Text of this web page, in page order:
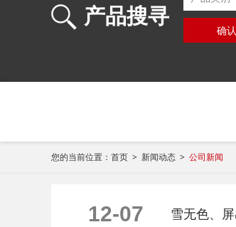
产品搜寻
确
您的当前位置： 首页 > 新闻动态 > 公司新闻
12-07 雪无色、